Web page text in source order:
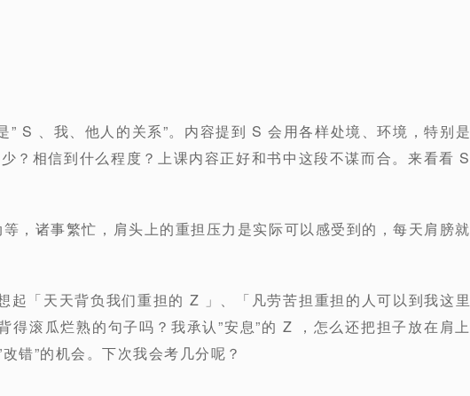
” S 、我、他人的关系”。内容提到 S 会用各样处境、环境，特别是
？相信到什么程度？上课内容正好和书中这段不谋而合。来看看 S
，诸事繁忙，肩头上的重担压力是实际可以感受到的，每天肩膀就
起「天天背负我们重担的 Z 」、「凡劳苦担重担的人可以到我这里
得滚瓜烂熟的句子吗？我承认”安息”的 Z ，怎么还把担子放在肩上
错”的机会。下次我会考几分呢？